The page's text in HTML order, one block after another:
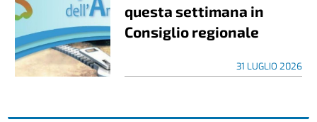
questa settimana in
Consiglio regionale
31 LUGLIO 2026